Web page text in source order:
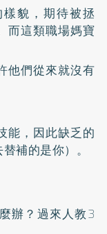
貌，期待被拯
而這類職場媽寶
他們從來就沒有
能，因此缺乏的
補的是你）。
辦？過來人教3